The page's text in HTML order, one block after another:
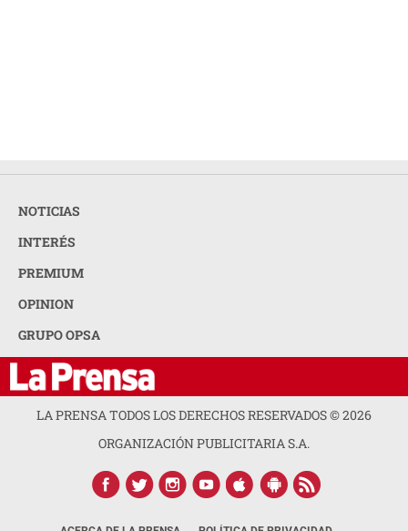
NOTICIAS
INTERÉS
PREMIUM
OPINION
GRUPO OPSA
LA PRENSA TODOS LOS DERECHOS RESERVADOS ©2026
ORGANIZACIÓN PUBLICITARIA S.A.